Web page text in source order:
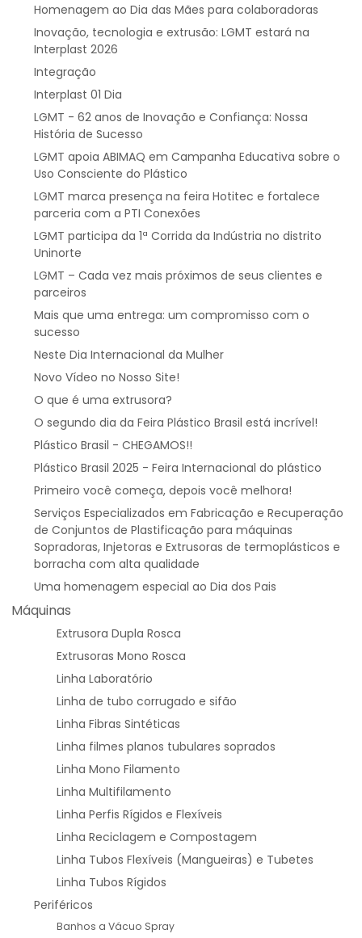
Homenagem ao Dia das Mães para colaboradoras
Inovação, tecnologia e extrusão: LGMT estará na
Interplast 2026
Integração
Interplast 01 Dia
LGMT - 62 anos de Inovação e Confiança: Nossa
História de Sucesso
LGMT apoia ABIMAQ em Campanha Educativa sobre o
Uso Consciente do Plástico
LGMT marca presença na feira Hotitec e fortalece
parceria com a PTI Conexões
LGMT participa da 1ª Corrida da Indústria no distrito
Uninorte
LGMT – Cada vez mais próximos de seus clientes e
parceiros
Mais que uma entrega: um compromisso com o
sucesso
Neste Dia Internacional da Mulher
Novo Vídeo no Nosso Site!
O que é uma extrusora?
O segundo dia da Feira Plástico Brasil está incrível!
Plástico Brasil - CHEGAMOS!!
Plástico Brasil 2025 - Feira Internacional do plástico
Primeiro você começa, depois você melhora!
Serviços Especializados em Fabricação e Recuperação
de Conjuntos de Plastificação para máquinas
Sopradoras, Injetoras e Extrusoras de termoplásticos e
borracha com alta qualidade
Uma homenagem especial ao Dia dos Pais
Máquinas
Periféricos
Banhos a Vácuo Spray
Extrusora Dupla Rosca
Extrusoras Mono Rosca
Linha Laboratório
Linha de tubo corrugado e sifão
Linha Fibras Sintéticas
Linha filmes planos tubulares soprados
Linha Mono Filamento
Linha Multifilamento
Linha Perfis Rígidos e Flexíveis
Linha Reciclagem e Compostagem
Linha Tubos Flexíveis (Mangueiras) e Tubetes
Linha Tubos Rígidos